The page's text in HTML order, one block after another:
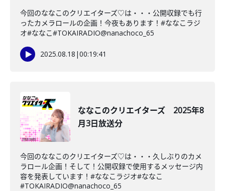
今回のななこのクリエイターズ♡は・・・公開収録でも行
ったカメラロールの企画！今夜もあります！#ななこラジ
オ#ななこ#TOKAIRADIO@nanachoco_65
2025.08.18 |00:19:41
ななこのクリエイターズ 2025年8
月3日放送分
今回のななこのクリエイターズ♡は・・・久しぶりのカメ
ラロール企画！そして！公開収録で使用するメッセージ内
容を発表しています！#ななこラジオ#ななこ
#TOKAIRADIO@nanachoco_65